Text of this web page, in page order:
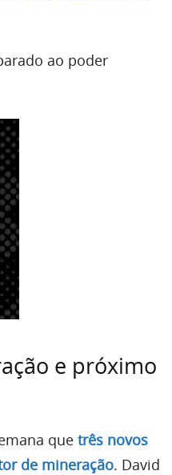
ao poder
e próximo
que três novos
de mineração. David